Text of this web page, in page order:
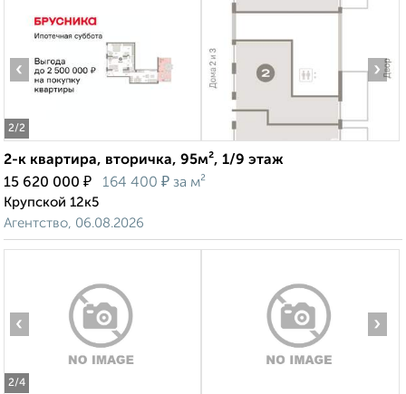
2/2
‹ ›
2-к квартира, вторичка, 95м², 1/9 этаж
15 620 000 ₽ 164 400 ₽ за м²
Крупской 12к5
Агентство, 06.08.2026
2/4
‹ ›